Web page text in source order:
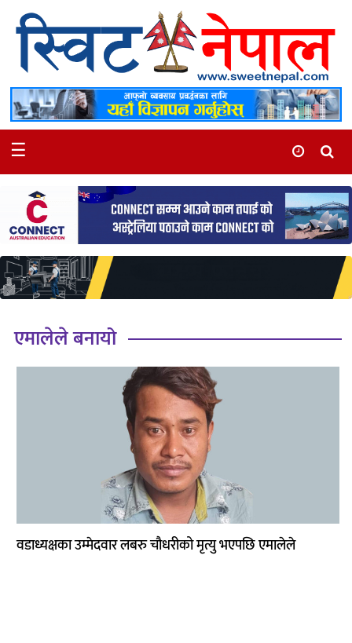
समाचार
स्थानीय
मनोरञ्जन
खेलकुद
अन्तर्वार्ता
समाज
रोचक
साहित्य
☰
एमालेले बनायो
वडाध्यक्षका उम्मेदवार लबरु चौधरीको मृत्यु भएपछि एमालेले